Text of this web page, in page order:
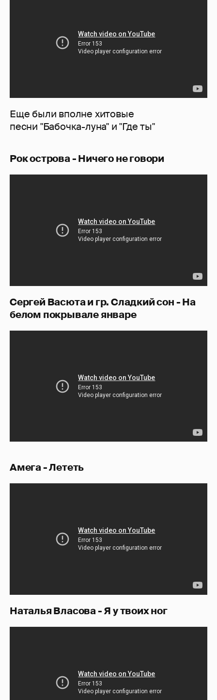
Еще были вполне хитовые
песни "Бабочка-луна" и "Где ты"
Рок острова - Ничего не говори
Сергей Васюта и гр. Сладкий сон - На
белом покрывале январе
Амега - Лететь
Наталья Власова - Я у твоих ног